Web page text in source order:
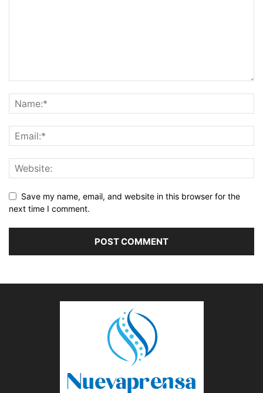
Save my name, email, and website in this browser for the
next time I comment.